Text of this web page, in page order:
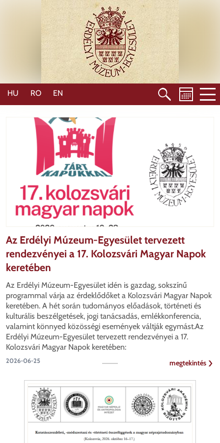
HU RO EN
Az Erdélyi Múzeum-Egyesület tervezett
rendezvényei a 17. Kolozsvári Magyar Napok
keretében
Az Erdélyi Múzeum-Egyesület idén is gazdag, sokszínű
programmal várja az érdeklődőket a Kolozsvári Magyar Napok
keretében. A hét során tudományos előadások, történeti és
kulturális beszélgetések, jogi tanácsadás, emlékkonferencia,
valamint könnyed közösségi események váltják egymást.Az
Erdélyi Múzeum-Egyesület tervezett rendezvényei a 17.
Kolozsvári Magyar Napok keretében:
2026-06-25 megtekintés